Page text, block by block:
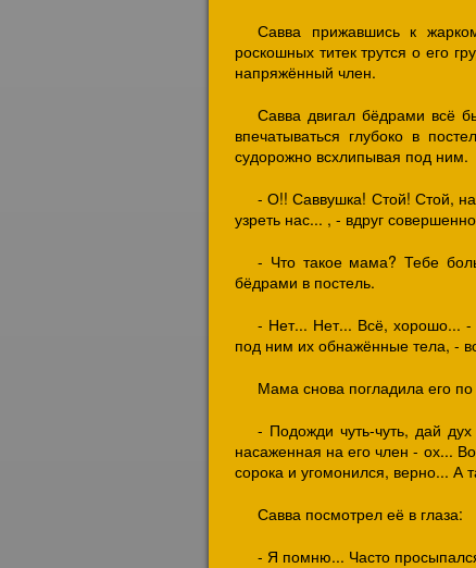
Савва прижавшись к
роскошных титек трутся о его
напряжённый член.
Савва двигал бёдрами всё
впечатываться глубоко в
судорожно всхлипывая под ним.
- О!! Саввушка! Стой! Стой, на
узреть нас... , - вдруг
- Что такое мама? Тебе
бёдрами в постель.
- Нет... Нет... Всё, хорошо... -
под ним их обнажённые тела, -
Мама снова погладила его
- Подожди чуть-чуть, дай
насаженная на его член - ох...
сорока и угомонился, верно... А
Савва посмотрел её в глаза:
- Я помню... Часто